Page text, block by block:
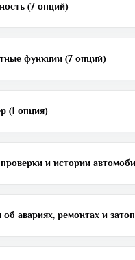
(7 опций)
функции (7 опций)
(1 опция)
и истории
об авариях, ремонтах и